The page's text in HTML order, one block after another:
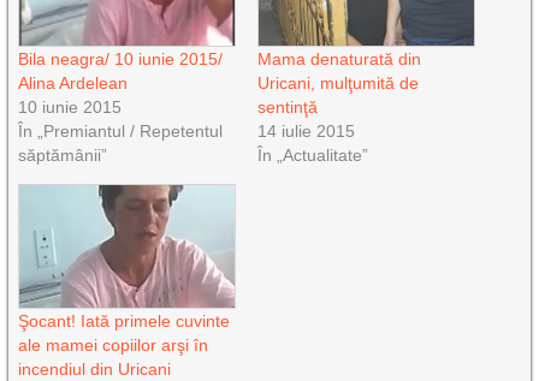
Bila neagra/ 10 iunie 2015/
Alina Ardelean
10 iunie 2015
În „Premiantul / Repetentul
săptămânii”
Mama denaturată din
Uricani, mulţumită de
sentinţă
14 iulie 2015
În „Actualitate”
Şocant! Iată primele cuvinte
ale mamei copiilor arşi în
incendiul din Uricani